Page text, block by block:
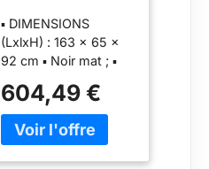
▪ DIMENSIONS
(LxlxH) : 163 x 65 x
92 cm ▪ Noir mat ; ▪
604,49 €